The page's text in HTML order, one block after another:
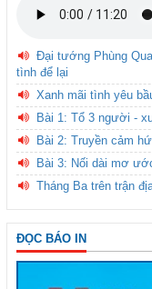
Đại tướng Phùng
tình để lại
Xanh mãi tình yêu
Bài 1: Tổ 3 người -
Bài 2: Truyền cảm
Bài 3: Nối dài mơ
Tháng Ba trên trận
ĐỌC BÁO IN